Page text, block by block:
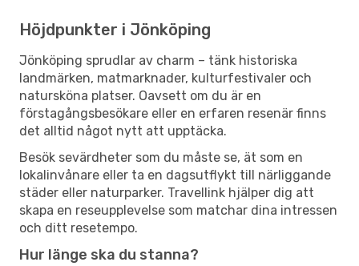
Höjdpunkter i Jönköping
Jönköping sprudlar av charm – tänk historiska
landmärken, matmarknader, kulturfestivaler och
natursköna platser. Oavsett om du är en
förstagångsbesökare eller en erfaren resenär finns
det alltid något nytt att upptäcka.
Besök sevärdheter som du måste se, ät som en
lokalinvånare eller ta en dagsutflykt till närliggande
städer eller naturparker. Travellink hjälper dig att
skapa en reseupplevelse som matchar dina intressen
och ditt resetempo.
Hur länge ska du stanna?